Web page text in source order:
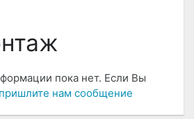
пока нет. Если Вы
пришлите нам сообщение